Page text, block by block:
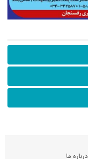
درباره ما